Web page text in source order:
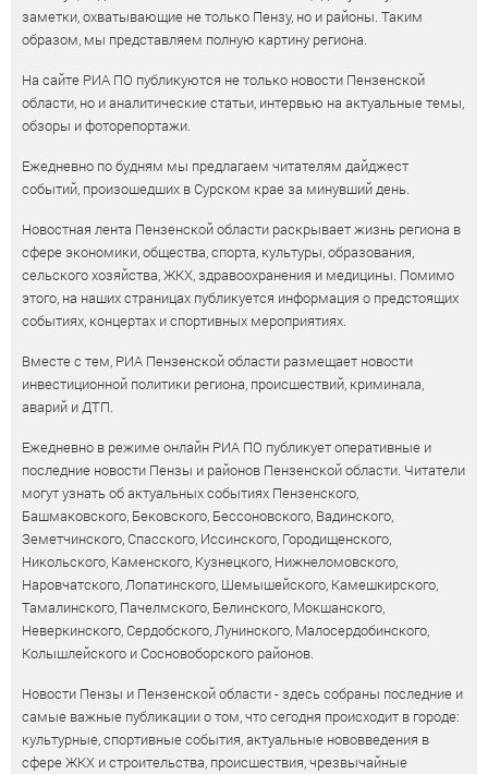
заметки, охватывающие не только Пензу, но и районы. Таким
образом, мы представляем полную картину региона.
На сайте РИА ПО публикуются не только новости Пензенской
области, но и аналитические статьи, интервью на актуальные темы,
обзоры и фоторепортажи.
Ежедневно по будням мы предлагаем читателям дайджест
событий, произошедших в Сурском крае за минувший день.
Новостная лента Пензенской области раскрывает жизнь региона в
сфере экономики, общества, спорта, культуры, образования,
сельского хозяйства, ЖКХ, здравоохранения и медицины. Помимо
этого, на наших страницах публикуется информация о предстоящих
событиях, концертах и спортивных мероприятиях.
Вместе с тем, РИА Пензенской области размещает новости
инвестиционной политики региона, происшествий, криминала,
аварий и ДТП.
Ежедневно в режиме онлайн РИА ПО публикует оперативные и
последние новости Пензы и районов Пензенской области. Читатели
могут узнать об актуальных событиях Пензенского,
Башмаковского, Бековского, Бессоновского, Вадинского,
Земетчинского, Спасского, Иссинского, Городищенского,
Никольского, Каменского, Кузнецкого, Нижнеломовского,
Наровчатского, Лопатинского, Шемышейского, Камешкирского,
Тамалинского, Пачелмского, Белинского, Мокшанского,
Неверкинского, Сердобского, Лунинского, Малосердобинского,
Колышлейского и Сосновоборского районов.
Новости Пензы и Пензенской области - здесь собраны последние и
самые важные публикации о том, что сегодня происходит в городе:
культурные, спортивные события, актуальные нововведения в
сфере ЖКХ и строительства, происшествия, чрезвычайные